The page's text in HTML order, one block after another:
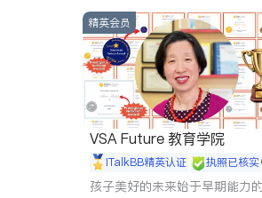
精英会员
VSA Future 教育学院
iTalkBB精英认证 执照已核实
孩子美好的未来始于早期能力